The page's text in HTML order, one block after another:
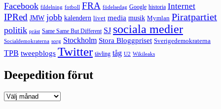
Facebook fildelning fotboll FRA födelsedag Google historia Internet
IPRed JMW jobb kalendern livet media musik Mymlan Piratpartiet
politik präst Same Same But Different SJ sociala medier
Socialdemokraterna sorg Stockholm Stora Bloggpriset Sverigedemokraterna
TPB tweepblogs Twitter tävling tåg U2 Wikileaks
Deepedition förut
Deepedition